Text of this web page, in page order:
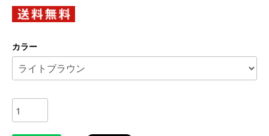
カラー